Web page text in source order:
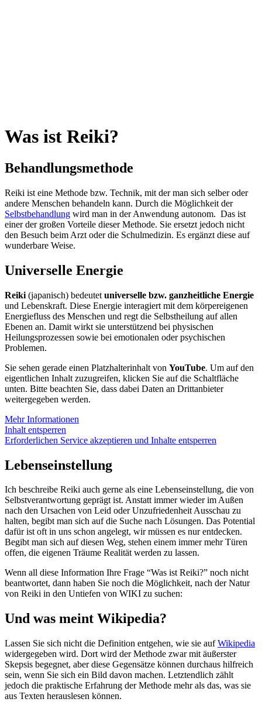
Was ist Reiki?
Behandlungsmethode
Reiki ist eine Methode bzw. Technik, mit der man sich selber oder
andere Menschen behandeln kann. Durch die Möglichkeit der
Selbstbehandlung wird man in der Anwendung autonom. Das ist
einer der großen Vorteile dieser Methode. Sie ersetzt jedoch nicht
den Besuch beim Arzt oder die Schulmedizin. Es ergänzt diese auf
wunderbare Weise.
Universelle Energie
Reiki (japanisch) bedeutet universelle bzw. ganzheitliche Energie
und Lebenskraft. Diese Energie interagiert mit dem körpereigenen
Energiefluss des Menschen und regt die Selbstheilung auf allen
Ebenen an. Damit wirkt sie unterstützend bei physischen
Heilungsprozessen sowie bei emotionalen oder psychischen
Problemen.
Sie sehen gerade einen Platzhalterinhalt von YouTube. Um auf den
eigentlichen Inhalt zuzugreifen, klicken Sie auf die Schaltfläche
unten. Bitte beachten Sie, dass dabei Daten an Drittanbieter
weitergegeben werden.
Mehr Informationen
Inhalt entsperren
Erforderlichen Service akzeptieren und Inhalte entsperren
Lebenseinstellung
Ich beschreibe Reiki auch gerne als eine Lebenseinstellung, die von
Selbstverantwortung geprägt ist. Anstatt immer wieder im Außen
nach den Ursachen von Leid oder Unzufriedenheit Ausschau zu
halten, begibt man sich auf die Suche nach Lösungen. Das Potential
dafür ist oft in uns schon angelegt, wir müssen es nur entdecken.
Begibt man sich auf diesen Weg, stehen einem immer mehr Türen
offen, die eigenen Träume Realität werden zu lassen.
Wenn all diese Information Ihre Frage “Was ist Reiki?” noch nicht
beantwortet, dann haben Sie noch die Möglichkeit, nach der Natur
von Reiki in den Untiefen von WIKI zu suchen:
Und was meint Wikipedia?
Lassen Sie sich nicht die Definition entgehen, wie sie aufWikipedia
widergegeben wird. Dort wird der Methode zwar mit äußerster
Skepsis begegnet, aber diese Gegensätze können durchaus hilfreich
sein, wenn Sie sich ein Bild davon machen. Letztendlich zählt
jedoch die praktische Erfahrung der Methode mehr als das, was sie
aus Texten herauslesen können.